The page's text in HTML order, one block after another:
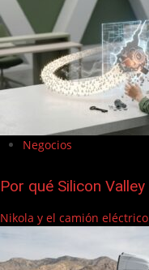
Negocios
Por qué Silicon
Nikola y el camión